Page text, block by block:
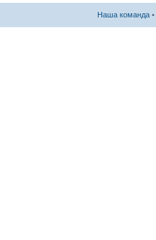
Наша команда •